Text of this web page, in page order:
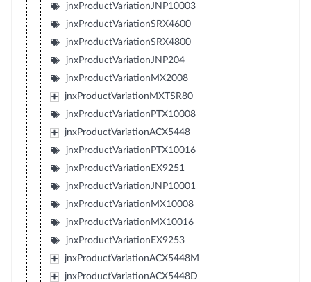
jnxProductVariationJNP10003
jnxProductVariationSRX4600
jnxProductVariationSRX4800
jnxProductVariationJNP204
jnxProductVariationMX2008
jnxProductVariationMXTSR80
jnxProductVariationPTX10008
jnxProductVariationACX5448
jnxProductVariationPTX10016
jnxProductVariationEX9251
jnxProductVariationJNP10001
jnxProductVariationMX10008
jnxProductVariationMX10016
jnxProductVariationEX9253
jnxProductVariationACX5448M
jnxProductVariationACX5448D